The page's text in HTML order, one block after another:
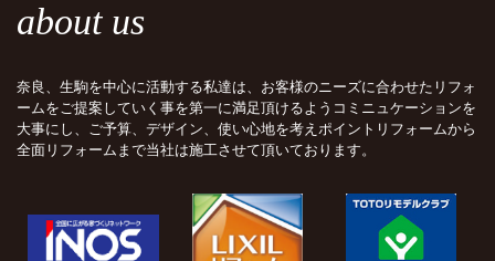
about us
奈良、生駒を中心に活動する私達は、お客様のニーズに合わせたリフォ
ームをご提案していく事を第一に満足頂けるようコミニュケーションを
大事にし、ご予算、デザイン、使い心地を考えポイントリフォームから
全面リフォームまで当社は施工させて頂いております。